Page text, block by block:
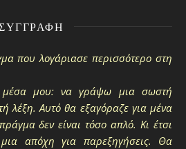
που λογάριασε περισσότερο στη
μέσα μου: να γράψω μια σωστή
λέξη. Αυτό θα εξαγόραζε για μένα
δεν είναι τόσο απλό. Κι έτσι
απόχη για παρεξηγήσεις. Θα